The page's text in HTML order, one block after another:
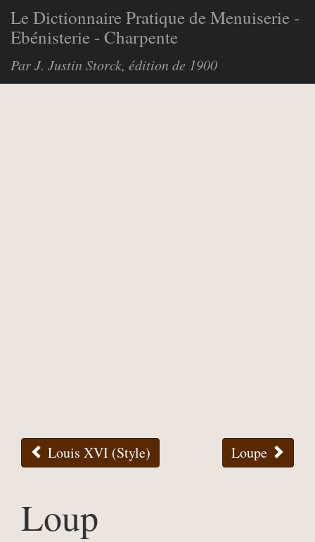
Le Dictionnaire Pratique de Menuiserie -
Ebénisterie - Charpente
Par J. Justin Storck, édition de 1900
Louis XVI (Style) Loupe
Loup